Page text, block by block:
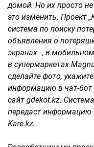
домой. Но их просто
это изменить. Проект
система по поиску
объявления о
экранах , в
в супермаркетах
сделайте фото,
информацию в чат-бот
сайт gdekot.kz.
передаст
Kare.kz.